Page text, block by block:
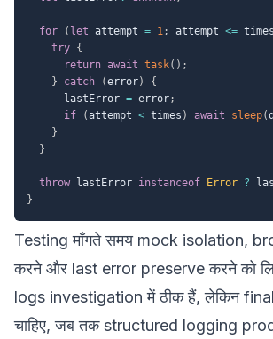
for ( let attempt = 1; attempt <= times
try {
return await task( ) ;
}
catch (error)
{
      lastError
= error;
if
(attempt < times ) await sleep(
}
}
throw lastError instanceof Error ?
}
Testing माँगते समय mock isolation,
करने और last error preserve करने को
logs investigation में ठीक हैं, लेकिन
चाहिए, जब तक structured logging